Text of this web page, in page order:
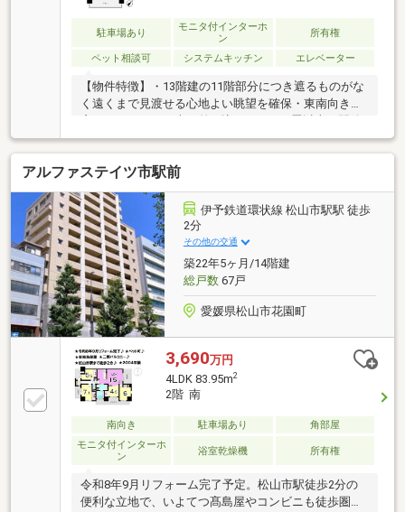
にも対応できます
駐車場あり
モニタ付インターホ
ン
所有権
ペット相談可 システムキッチン エレベーター
【物件特徴】・13階建の11階部分につき遮るものがな
く遠くまで見渡せる心地よい眺望を確保・東南向きの
的な大空間・システムキッチンを完備した使い勝手の
良い間取りで日々のお料理が快適に行える・大切なペ
ットと一緒に暮らせる相談可能なマンションで毎日を
笑顔で過ごせます【周辺環境】・伊予鉄道郡中線土橋
駅まで徒歩3分の好立地で毎日の通勤やお出かけが軽
やか・徒歩10分以内にお買い物に便利なスーパーがあ
り日々のお買い物もスムーズ
アルファステイツ市駅前
伊予鉄道環状線 松山市駅駅 徒歩
2分
その他の交通
築22年5ヶ月/14階建
総戸数67戸
愛媛県松山市花園町
3,690万円
4LDK 83.95m2
2階 南
南向き 駐車場あり
角部屋
モニタ付インターホ
ン
浴室乾燥機 所有権
令和8年9月リフォーム完了予定。松山市駅徒歩2分の
便利な立地で、いよてつ髙島屋やコンビニも徒歩圏